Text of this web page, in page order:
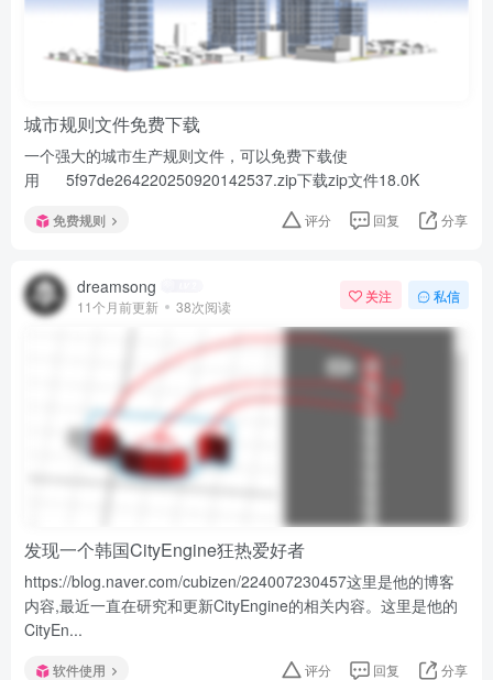
城市规则文件免费下载
一个强大的城市生产规则文件，可以免费下载使
用 5f97de264220250920142537.zip下载zip文件18.0K
免费规则 评分 回复 分享
dreamsong
11个月前更新 38次阅读
关注 私信
发现一个韩国CityEngine狂热爱好者
https://blog.naver.com/cubizen/224007230457这里是他的博客
内容,最近一直在研究和更新CityEngine的相关内容。这里是他的
CityEn...
软件使用 评分 回复 分享